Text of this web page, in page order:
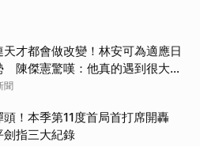
天才都會做改變！林安可為適應日
陳傑憲驚嘆：他真的遇到很大挫
聞
頭！本季第11度首局首打席開轟
劍指三大紀錄